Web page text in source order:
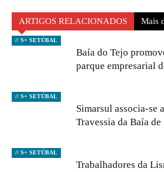
ARTIGOS RELACIONADOS Mais
// S+ SETÚBAL
Baía do Tejo
parque empresarial
// S+ SETÚBAL
Simarsul associa-se
Travessia da Baía de
// S+ SETÚBAL
Trabalhadores da